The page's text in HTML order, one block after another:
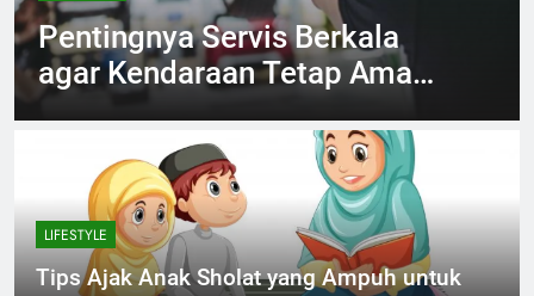
Jadwal Proliga 2026
Terlengkap dan Tips Nonton
LIFESTYLE
Tips Ajak Anak Sholat yang Ampuh untuk